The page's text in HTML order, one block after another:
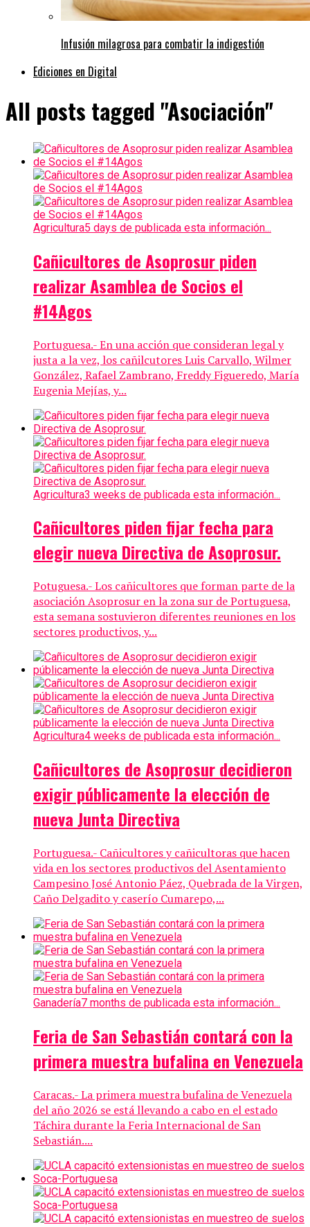
Infusión milagrosa para combatir la indigestión
Ediciones en Digital
All posts tagged "Asociación"
Agricultura5 days de publicada esta información...
Cañicultores de Asoprosur piden
realizar Asamblea de Socios el
#14Agos
Portuguesa.- En una acción que consideran legal y
justa a la vez, los cañilcutores Luis Carvallo, Wilmer
González, Rafael Zambrano, Freddy Figueredo, María
Eugenia Mejías, y...
Agricultura3 weeks de publicada esta información...
Cañicultores piden fijar fecha para
elegir nueva Directiva de Asoprosur.
Potuguesa.- Los cañicultores que forman parte de la
asociación Asoprosur en la zona sur de Portuguesa,
esta semana sostuvieron diferentes reuniones en los
sectores productivos, y...
Agricultura4 weeks de publicada esta información...
Cañicultores de Asoprosur decidieron
exigir públicamente la elección de
nueva Junta Directiva
Portuguesa.- Cañicultores y cañicultoras que hacen
vida en los sectores productivos del Asentamiento
Campesino José Antonio Páez, Quebrada de la Virgen,
Caño Delgadito y caserío Cumarepo,...
Ganadería7 months de publicada esta información...
Feria de San Sebastián contará con la
primera muestra bufalina en Venezuela
Caracas.- La primera muestra bufalina de Venezuela
del año 2026 se está llevando a cabo en el estado
Táchira durante la Feria Internacional de San
Sebastián....